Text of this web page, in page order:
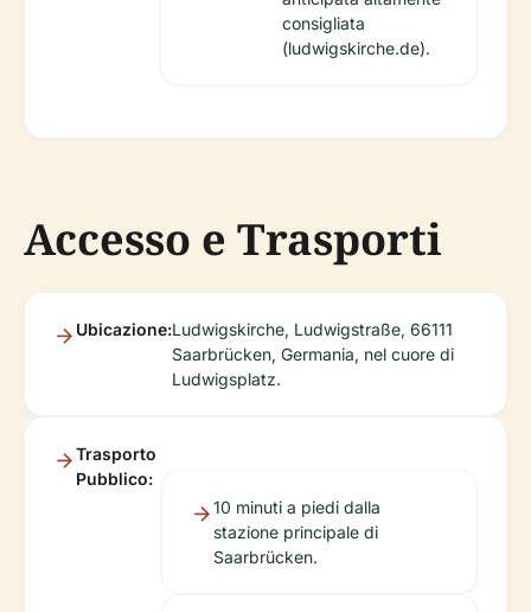
consigliata
(ludwigskirche.de).
Accesso e Trasporti
Ubicazione:Ludwigskirche, Ludwigstraße, 66111
Saarbrücken, Germania, nel cuore di
Ludwigsplatz.
Trasporto
Pubblico:
10 minuti a piedi dalla
stazione principale di
Saarbrücken.